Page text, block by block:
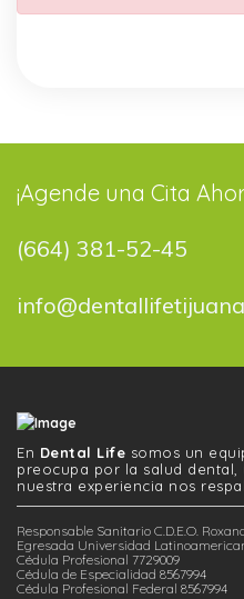
¡Agende una Cita
(664) 381-52-45
En Dental Life somos un
preocupa por la salud dental,
nuestra experiencia nos
Responsable Sanitario C.D.E.O.
Egresada Universidad
Cédula Profesional 7729009
Cédula de Especialidad 8567994
Cédula Profesional Federal 8567994